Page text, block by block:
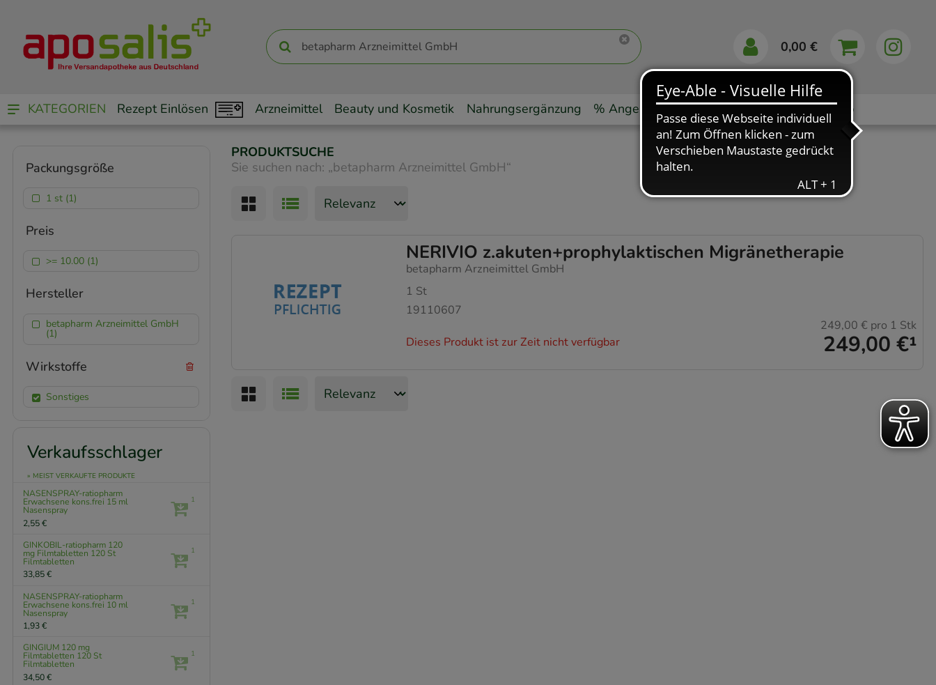
0,00 €
KATEGORIEN Rezept Einlösen Arzneimittel Beauty und Kosmetik Nahrungsergänzung % Angebote Markenshops Ratgeber App
PRODUKTSUCHE
Sie suchen nach: „betapharm Arzneimittel GmbH“
NERIVIO z.akuten+prophylaktischen Migränetherapie
betapharm Arzneimittel GmbH
1 St
19110607
Dieses Produkt ist zur Zeit nicht verfügbar 249,00 €¹
249,00 € pro 1 Stk
Packungsgröße
1 st (1)
Preis
>= 10.00 (1)
Hersteller
betapharm Arzneimittel GmbH
(1)
Wirkstoffe
Sonstiges
Verkaufsschlager
» MEIST VERKAUFTE PRODUKTE
NASENSPRAY-ratiopharm
Erwachsene kons.frei 15 ml
Nasenspray
2,55 €
1
GINKOBIL-ratiopharm 120
mg Filmtabletten 120 St
Filmtabletten
33,85 €
1
NASENSPRAY-ratiopharm
Erwachsene kons.frei 10 ml
Nasenspray
1,93 €
1
GINGIUM 120 mg
Filmtabletten 120 St
Filmtabletten
34,50 €
1